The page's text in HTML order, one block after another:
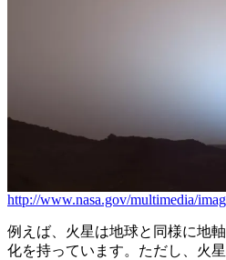
http://www.nasa.gov/multimedia/
例えば、火星は地球と同様に地
化を持っています。ただし、火